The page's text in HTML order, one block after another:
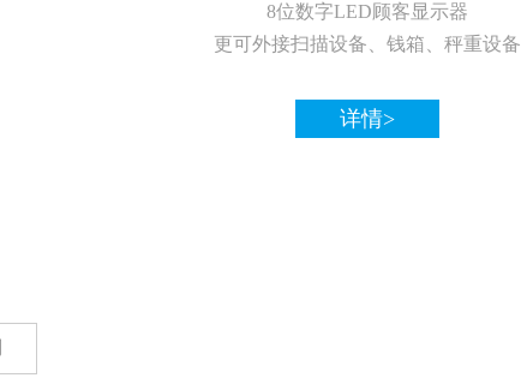
8位数字LED顾客显示器
更可外接扫描设备、钱箱、秤重设备
详情>